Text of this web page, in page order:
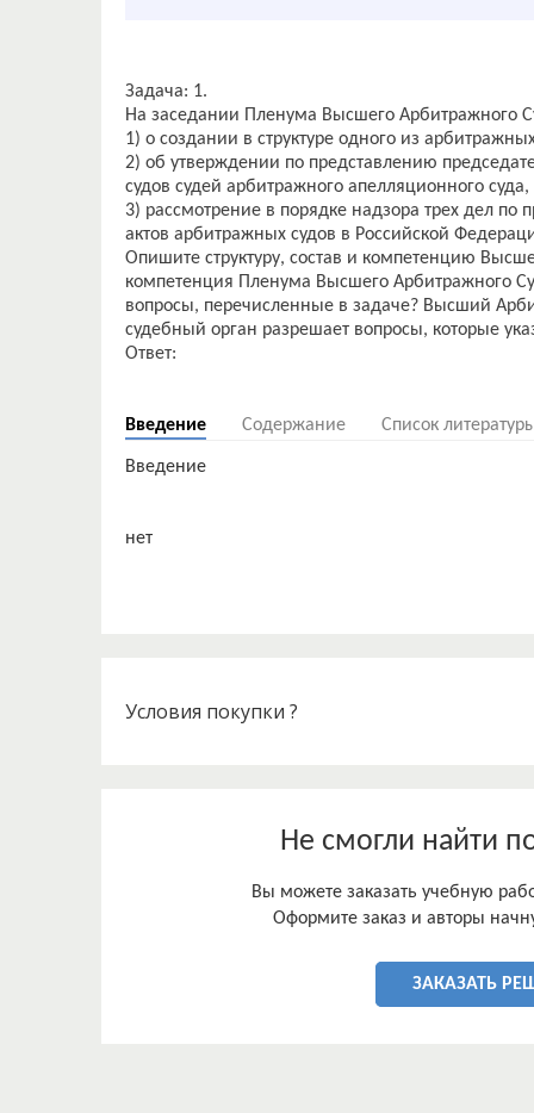
Задача: 1.
На заседании Пленума Высшего Арбитражного
1) о создании в структуре одного из
2) об утверждении по представлению
судов судей арбитражного апелляционного
3) рассмотрение в порядке надзора трех дел по
актов арбитражных судов в Российской
Опишите структуру, состав и компетенцию
компетенция Пленума Высшего Арбитражного
вопросы, перечисленные в задаче? Высший
судебный орган разрешает вопросы, которые
Ответ:
Введение Содержание Список
Введение
Условия покупки ?
Не смогли найти
Вы можете заказать учебную
Оформите заказ и авторы
ЗАКАЗАТЬ